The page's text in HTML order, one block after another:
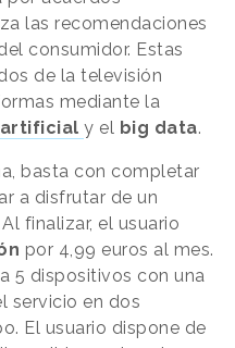
las recomendaciones
consumidor. Estas
de la televisión
mediante la
y el big data.
basta con completar
a disfrutar de un
finalizar, el usuario
por 4,99 euros al mes.
5 dispositivos con una
servicio en dos
El usuario dispone de